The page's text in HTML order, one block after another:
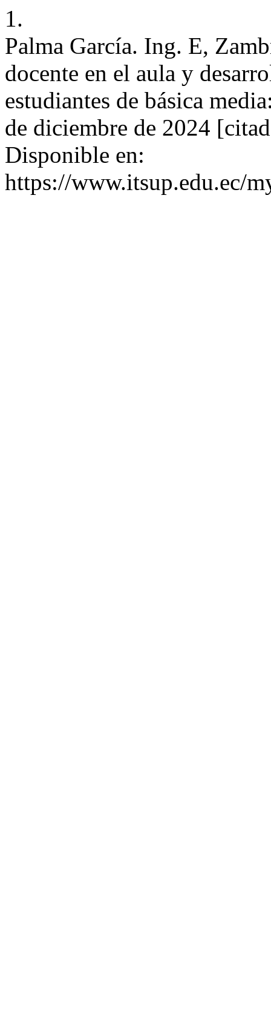
1.
Palma García. Ing. E,
docente en el aula y
estudiantes de básica
de diciembre de 2024
Disponible en:
https://www.itsup.edu.ec/